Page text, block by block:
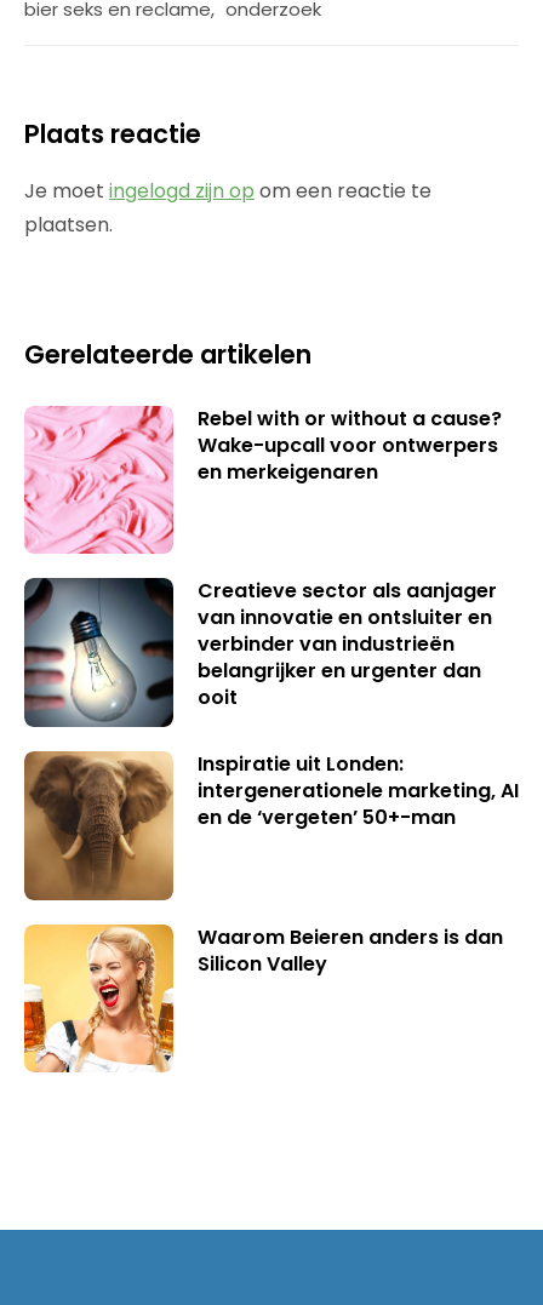
bier seks en reclame, onderzoek
Plaats reactie
Je moet ingelogd zijn op om een reactie te
plaatsen.
Gerelateerde artikelen
Rebel with or without a cause?
Wake-upcall voor ontwerpers
en merkeigenaren
Creatieve sector als aanjager
van innovatie en ontsluiter en
verbinder van industrieën
belangrijker en urgenter dan
ooit
Inspiratie uit Londen:
intergenerationele marketing, AI
en de ‘vergeten’ 50+-man
Waarom Beieren anders is dan
Silicon Valley